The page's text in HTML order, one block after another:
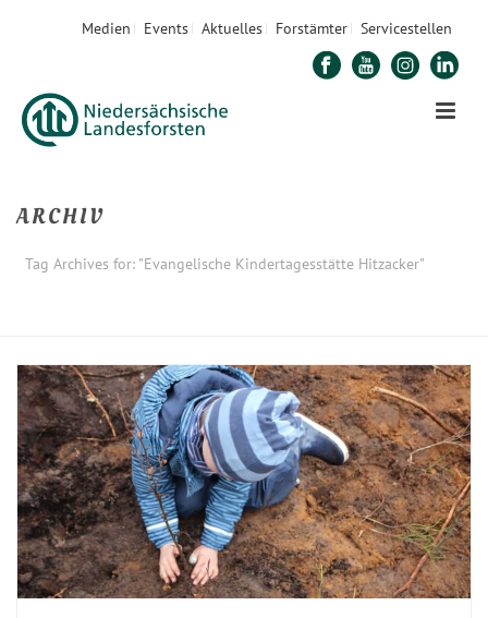
Medien Events Aktuelles Forstämter Servicestellen
ARCHIV
Tag Archives for: "Evangelische Kindertagesstätte Hitzacker"